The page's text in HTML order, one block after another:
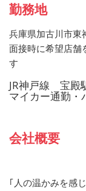
勤務地
兵庫県加古川市東
面接時に希望店舗
す
JR神戸線 宝殿
マイカー通勤・
会社概要
｢人の温かみを感